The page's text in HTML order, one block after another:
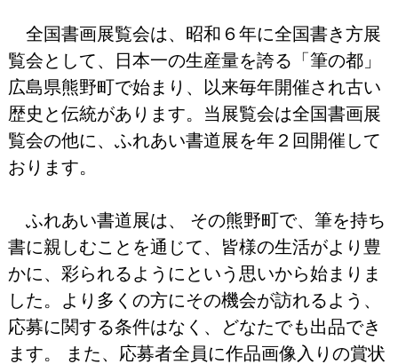
全国書画展覧会は、昭和６年に全国書き方展
覧会として、日本一の生産量を誇る「筆の都」
広島県熊野町で始まり、以来毎年開催され古い
歴史と伝統があります。当展覧会は全国書画展
覧会の他に、ふれあい書道展を年２回開催して
おります。
ふれあい書道展は、 その熊野町で、筆を持ち
書に親しむことを通じて、皆様の生活がより豊
かに、彩られるようにという思いから始まりま
した。より多くの方にその機会が訪れるよう、
応募に関する条件はなく、どなたでも出品でき
ます。 また、応募者全員に作品画像入りの賞状